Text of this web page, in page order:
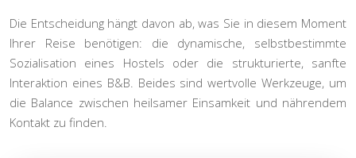
Die Entscheidung hängt davon ab, was Sie in diesem Moment
Ihrer Reise benötigen: die dynamische, selbstbestimmte
Sozialisation eines Hostels oder die strukturierte, sanfte
Interaktion eines B&B. Beides sind wertvolle Werkzeuge, um
die Balance zwischen heilsamer Einsamkeit und nährendem
Kontakt zu finden.